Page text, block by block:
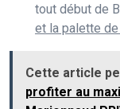
tout début de
et la palette
Cette article
profiter au